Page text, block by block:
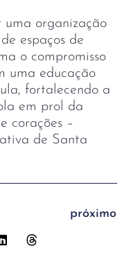
uma organização
espaços de
o compromisso
uma educação
fortalecendo a
em prol da
corações –
de Santa
próximo